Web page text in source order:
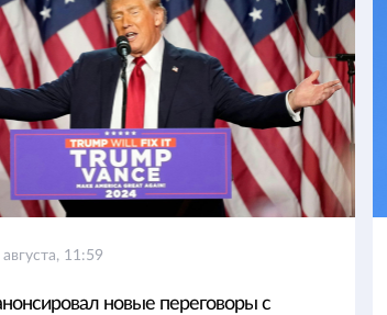
11:59
новые переговоры с